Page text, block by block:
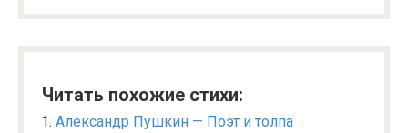
Читать похожие стихи:
Александр Пушкин — Поэт и толпа